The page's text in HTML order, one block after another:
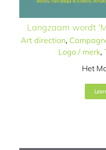
Langzaam wordt
Art direction,
Logo / merk,
Het